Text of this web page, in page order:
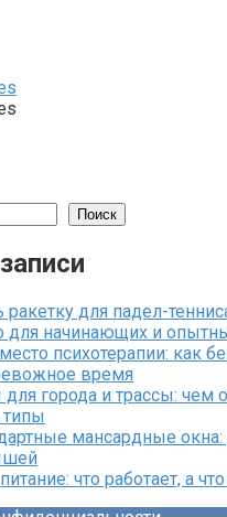
Поиск
для падел-
для начинающих и
психотерапии: как
время
города и трассы: чем
мансардные окна:
что работает, а